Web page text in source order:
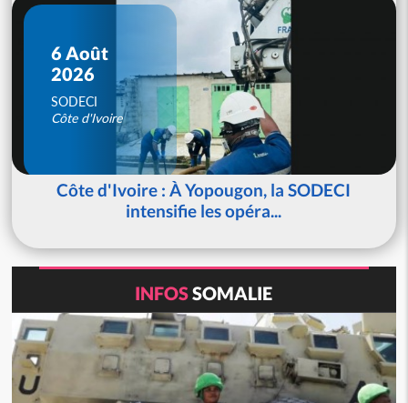
6 Août
2026
SODECI
Côte d'Ivoire
Côte d'Ivoire : À Yopougon, la SODECI
intensifie les opéra...
INFOSSOMALIE